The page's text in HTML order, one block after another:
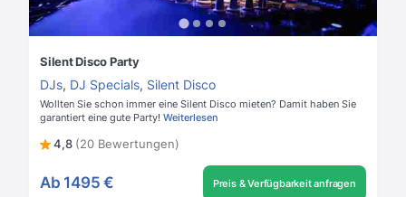
Silent Disco Party
DJs, DJ Specials, Silent Disco
Wollten Sie schon immer eine Silent Disco mieten? Damit haben Sie
garantiert eine gute Party! Weiterlesen
4,8 (20 Bewertungen)
Ab 1495 € Preis & Verfügbarkeit anfragen